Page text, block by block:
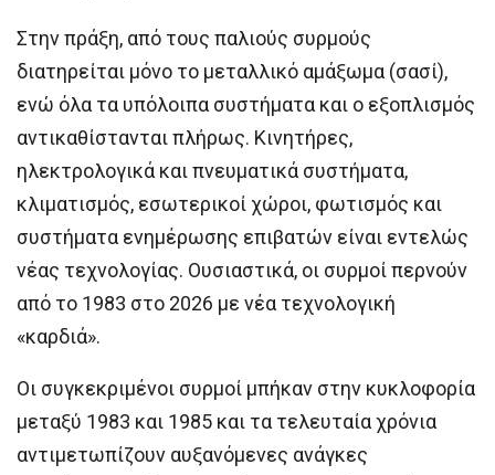
Στην πράξη, από τους παλιούς συρμούς
διατηρείται μόνο το μεταλλικό αμάξωμα (σασί),
ενώ όλα τα υπόλοιπα συστήματα και ο εξοπλισμός
αντικαθίστανται πλήρως. Κινητήρες,
ηλεκτρολογικά και πνευματικά συστήματα,
κλιματισμός, εσωτερικοί χώροι, φωτισμός και
συστήματα ενημέρωσης επιβατών είναι εντελώς
νέας τεχνολογίας. Ουσιαστικά, οι συρμοί περνούν
από το 1983 στο 2026 με νέα τεχνολογική
«καρδιά».
Οι συγκεκριμένοι συρμοί μπήκαν στην κυκλοφορία
μεταξύ 1983 και 1985 και τα τελευταία χρόνια
αντιμετωπίζουν αυξανόμενες ανάγκες